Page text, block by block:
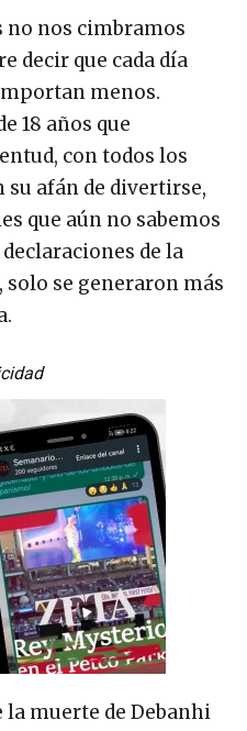
no nos cimbramos
decir que cada día
menos.
18 años que
con todos los
su afán de divertirse,
que aún no sabemos
de la
solo se generaron más
la muerte de Debanhi